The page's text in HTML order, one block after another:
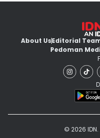
About UsEditorial
Pedoman
© 2026